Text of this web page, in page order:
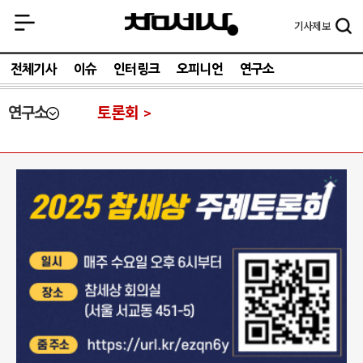
기사제보
전체기사 이슈 인터링크 오피니언 연구소
연구소 토론회